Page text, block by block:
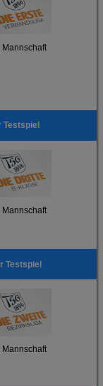
Mannschaft
Testspiel
Mannschaft
Testspiel
Mannschaft